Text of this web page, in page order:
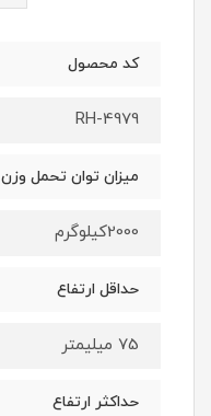
کد محصول
RH-4979
میزان توان تحمل وزن
2000کیلوگرم
حداقل ارتفاع
75 میلیمتر
حداکثر ارتفاع